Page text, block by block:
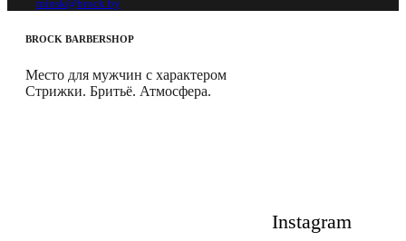
minsk@brock.by
BROCK BARBERSHOP
Место для мужчин с характером
Стрижки. Бритьё. Атмосфера.
Instagram